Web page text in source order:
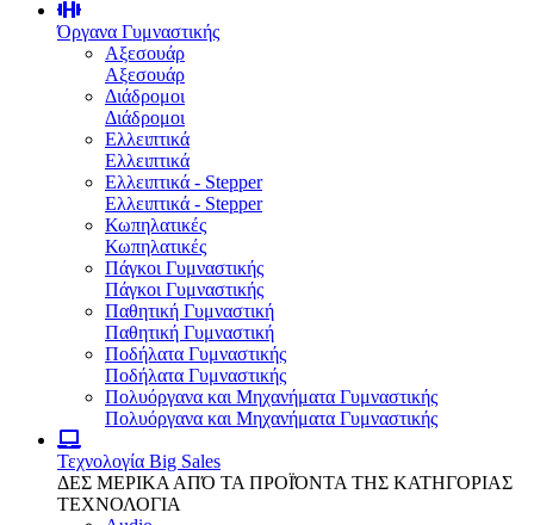
Όργανα Γυμναστικής
Αξεσουάρ
Αξεσουάρ
Διάδρομοι
Διάδρομοι
Ελλειπτικά
Ελλειπτικά
Ελλειπτικά - Stepper
Ελλειπτικά - Stepper
Κωπηλατικές
Κωπηλατικές
Πάγκοι Γυμναστικής
Πάγκοι Γυμναστικής
Παθητική Γυμναστική
Παθητική Γυμναστική
Ποδήλατα Γυμναστικής
Ποδήλατα Γυμναστικής
Πολυόργανα και Μηχανήματα Γυμναστικής
Πολυόργανα και Μηχανήματα Γυμναστικής
Τεχνολογία Big Sales
ΔΕΣ ΜΕΡΙΚΑ ΑΠΌ ΤΑ ΠΡΟΪΌΝΤΑ ΤΗΣ ΚΑΤΗΓΟΡΙΑΣ
ΤΕΧΝΟΛΟΓΙΑ